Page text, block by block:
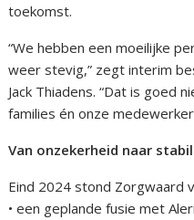
toekomst.
“We hebben een moeilijke
weer stevig,” zegt interim
Jack Thiadens. “Dat is goed
families én onze
Van onzekerheid naar
Eind 2024 stond Zorgwaard
• een geplande fusie met